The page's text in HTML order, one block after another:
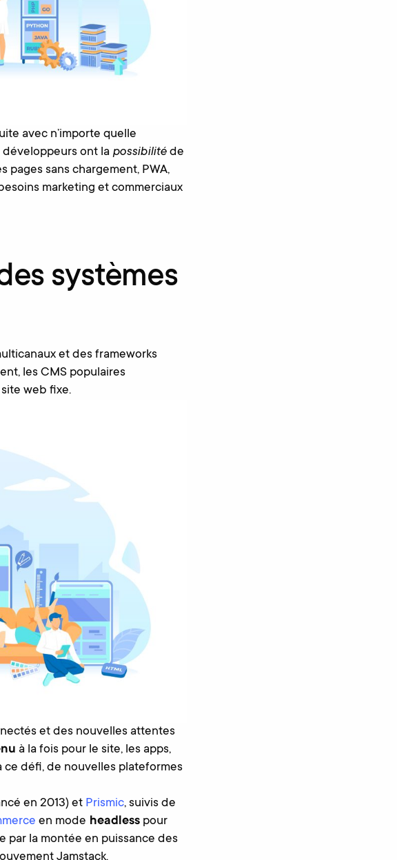
avec n’importe quelle
développeurs ont la possibilitéde
sans chargement, PWA,
marketing et commerciaux
systèmes
et des frameworks
les CMS populaires
web fixe.
et des nouvelles attentes
à la fois pour le site, les apps,
ce défi, de nouvelles plateformes
en 2013) et Prismic, suivis de
en mode headlesspour
par la montée en puissance des
Jamstack.